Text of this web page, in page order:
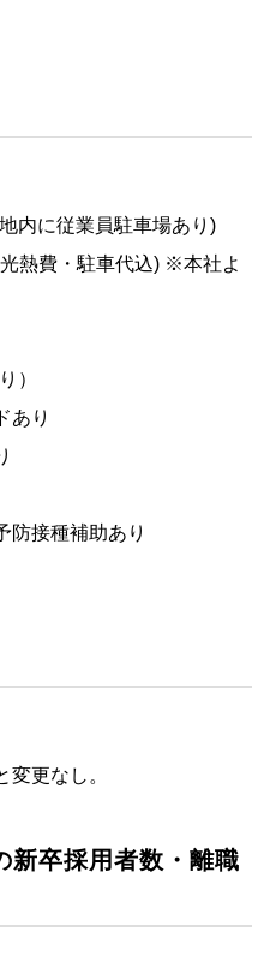
内に従業員駐車場あり)
熱費・駐車代込) ※本社よ
）
あり
防接種補助あり
更なし。
新卒採用者数・離職